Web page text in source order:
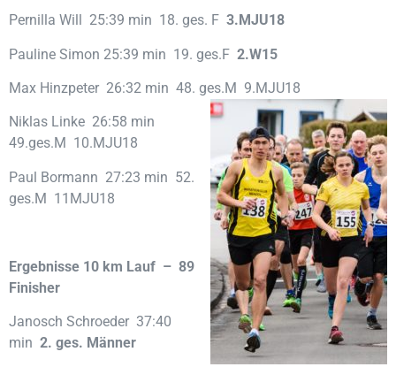
Pernilla Will 25:39 min 18. ges. F 3.MJU18
Pauline Simon 25:39 min 19. ges.F 2.W15
Max Hinzpeter 26:32 min 48. ges.M 9.MJU18
Niklas Linke 26:58 min
49.ges.M 10.MJU18
Paul Bormann 27:23 min 52.
ges.M 11MJU18
Ergebnisse 10 km Lauf – 89
Finisher
Janosch Schroeder 37:40
min 2. ges. Männer